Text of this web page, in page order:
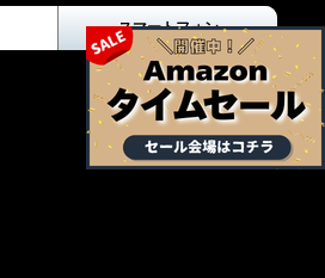
スマートフォン